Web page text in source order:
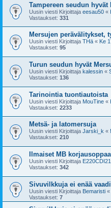
Tampereen seudun
Uusin viesti Kirjoittaja eesau50 «
Vastaukset: 331
Mersujen perävälitykset,
Uusin viesti Kirjoittaja THä « Ke
Vastaukset: 95
Turun seudun hyvät
Uusin viesti Kirjoittaja kalessin «
Vastaukset: 136
Tarinointia tuontiautoista
Uusin viesti Kirjoittaja MouTine «
Vastaukset: 2233
Metsä- ja latomersuja
Uusin viesti Kirjoittaja Jarski_k «
Vastaukset: 210
Ilmaiset MB
Uusin viesti Kirjoittaja
Vastaukset: 342
Sivuvilkkuja ei enää
Uusin viesti Kirjoittaja Bemaristi «
Vastaukset: 7